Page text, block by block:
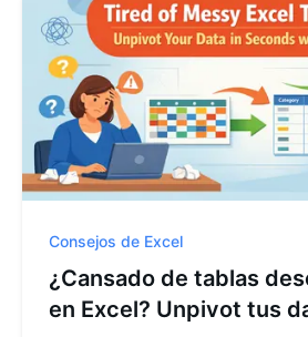
Consejos de Excel
¿Cansado de tablas
en Excel? Unpivot tus